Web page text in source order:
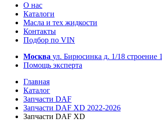
О нас
Каталоги
Масла и тех жидкости
Контакты
Подбор по VIN
Москва ул. Бирюсинка д. 1/18 строение 1
Помощь эксперта
Главная
Каталог
Запчасти DAF
Запчасти DAF XD 2022-2026
Запчасти DAF XD